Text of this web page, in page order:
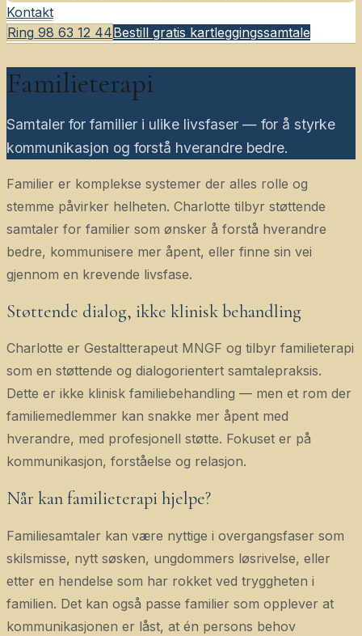
Kontakt
Ring 98 63 12 44Bestill gratis kartleggingssamtale
Familieterapi
Samtaler for familier i ulike livsfaser — for å styrke
kommunikasjon og forstå hverandre bedre.
Familier er komplekse systemer der alles rolle og
stemme påvirker helheten. Charlotte tilbyr støttende
samtaler for familier som ønsker å forstå hverandre
bedre, kommunisere mer åpent, eller finne sin vei
gjennom en krevende livsfase.
Støttende dialog, ikke klinisk behandling
Charlotte er Gestaltterapeut MNGF og tilbyr familieterapi
som en støttende og dialogorientert samtalepraksis.
Dette er ikke klinisk familiebehandling — men et rom der
familiemedlemmer kan snakke mer åpent med
hverandre, med profesjonell støtte. Fokuset er på
kommunikasjon, forståelse og relasjon.
Når kan familieterapi hjelpe?
Familiesamtaler kan være nyttige i overgangsfaser som
skilsmisse, nytt søsken, ungdommers løsrivelse, eller
etter en hendelse som har rokket ved tryggheten i
familien. Det kan også passe familier som opplever at
kommunikasjonen er låst, at én persons behov